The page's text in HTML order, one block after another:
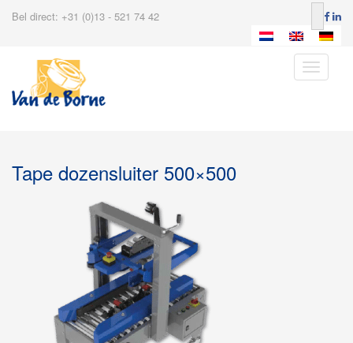
Bel direct: +31 (0)13 - 521 74 42
Toggle
Tape dozensluiter 500×500